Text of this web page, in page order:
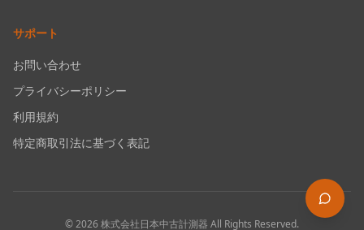
サポート
お問い合わせ
プライバシーポリシー
利用規約
特定商取引法に基づく表記
©2026株式会社日本中古計測器 All Rights Reserved.